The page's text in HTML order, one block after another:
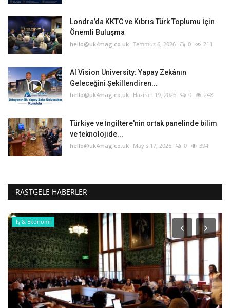
Londra’da KKTC ve Kıbrıs Türk Toplumu İçin
Önemli Buluşma
hello@uk4mag.co.uk Temmuz 6, 2026 0 211
AI Vision University: Yapay Zekânın
Geleceğini Şekillendiren...
hello@uk4mag.co.uk Haziran 19, 2026 0 248
Türkiye ve İngiltere'nin ortak panelinde bilim
ve teknolojide...
hello@uk4mag.co.uk Mayıs 17, 2026 0 394
RASTGELE HABERLER
Foto Galeri